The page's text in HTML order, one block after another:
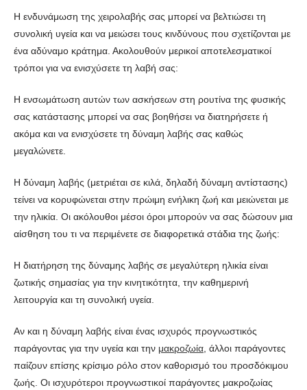
Η ενδυνάμωση της χειρολαβής σας μπορεί να βελτιώσει τη
συνολική υγεία και να μειώσει τους κινδύνους που σχετίζονται με
ένα αδύναμο κράτημα. Ακολουθούν μερικοί αποτελεσματικοί
τρόποι για να ενισχύσετε τη λαβή σας:
Η ενσωμάτωση αυτών των ασκήσεων στη ρουτίνα της φυσικής
σας κατάστασης μπορεί να σας βοηθήσει να διατηρήσετε ή
ακόμα και να ενισχύσετε τη δύναμη λαβής σας καθώς
μεγαλώνετε.
Η δύναμη λαβής (μετριέται σε κιλά, δηλαδή δύναμη αντίστασης)
τείνει να κορυφώνεται στην πρώιμη ενήλικη ζωή και μειώνεται με
την ηλικία. Οι ακόλουθοι μέσοι όροι μπορούν να σας δώσουν μια
αίσθηση του τι να περιμένετε σε διαφορετικά στάδια της ζωής:
Η διατήρηση της δύναμης λαβής σε μεγαλύτερη ηλικία είναι
ζωτικής σημασίας για την κινητικότητα, την καθημερινή
λειτουργία και τη συνολική υγεία.
Αν και η δύναμη λαβής είναι ένας ισχυρός προγνωστικός
παράγοντας για την υγεία και την μακροζωία , άλλοι παράγοντες
παίζουν επίσης κρίσιμο ρόλο στον καθορισμό του προσδόκιμου
ζωής. Οι ισχυρότεροι προγνωστικοί παράγοντες μακροζωίας